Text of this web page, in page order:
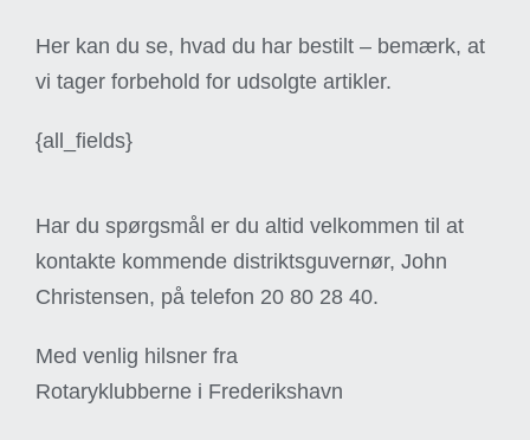
Her kan du se, hvad du har bestilt – bemærk, at
vi tager forbehold for udsolgte artikler.
{all_fields}
Har du spørgsmål er du altid velkommen til at
kontakte kommende distriktsguvernør, John
Christensen, på telefon 20 80 28 40.
Med venlig hilsner fra
Rotaryklubberne i Frederikshavn